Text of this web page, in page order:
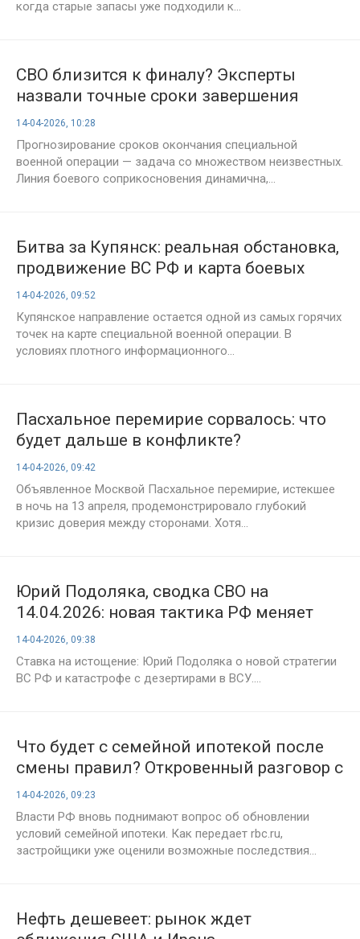
когда старые запасы уже подходили к...
СВО близится к финалу? Эксперты
назвали точные сроки завершения
конфликта в 2026 году
14-04-2026, 10:28
Прогнозирование сроков окончания специальной
военной операции — задача со множеством неизвестных.
Линия боевого соприкосновения динамична,...
Битва за Купянск: реальная обстановка,
продвижение ВС РФ и карта боевых
действий на 14 апреля 2026 года
14-04-2026, 09:52
Купянское направление остается одной из самых горячих
точек на карте специальной военной операции. В
условиях плотного информационного...
Пасхальное перемирие сорвалось: что
будет дальше в конфликте?
14-04-2026, 09:42
Объявленное Москвой Пасхальное перемирие, истекшее
в ночь на 13 апреля, продемонстрировало глубокий
кризис доверия между сторонами. Хотя...
Юрий Подоляка, сводка СВО на
14.04.2026: новая тактика РФ меняет
баланс на фронте
14-04-2026, 09:38
Ставка на истощение: Юрий Подоляка о новой стратегии
ВС РФ и катастрофе с дезертирами в ВСУ....
Что будет с семейной ипотекой после
смены правил? Откровенный разговор с
застройщиками
14-04-2026, 09:23
Власти РФ вновь поднимают вопрос об обновлении
условий семейной ипотеки. Как передает rbc.ru,
застройщики уже оценили возможные последствия...
Нефть дешевеет: рынок ждет